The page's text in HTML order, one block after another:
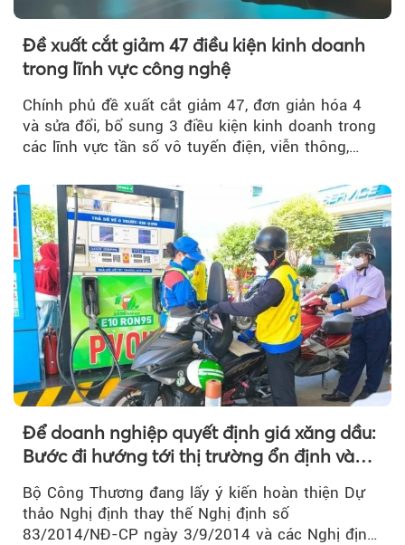
Đề xuất cắt giảm 47 điều kiện kinh doanh
trong lĩnh vực công nghệ
Chính phủ đề xuất cắt giảm 47, đơn giản hóa 4
và sửa đổi, bổ sung 3 điều kiện kinh doanh trong
các lĩnh vực tần số vô tuyến điện, viễn thông,
thời đẩy mạnh phân quyền, đơn giản hóa thủ tục
hành chính.
Để doanh nghiệp quyết định giá xăng dầu:
Bước đi hướng tới thị trường ổn định và
Bộ Công Thương đang lấy ý kiến hoàn thiện Dự
thảo Nghị định thay thế Nghị định số
83/2014/NĐ-CP ngày 3/9/2014 và các Nghị định